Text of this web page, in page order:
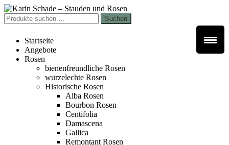
Zur
Navigation
springen
Zum
Inhalt
springen
Suchen
nach:
Suchen
Startseite
Angebote
Rosen
bienenfreundliche Rosen
wurzelechte Rosen
Historische Rosen
Alba Rosen
Bourbon Rosen
Centifolia
Damascena
Gallica
Remontant Rosen